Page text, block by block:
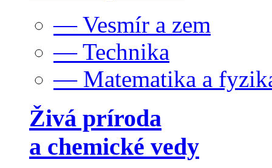
— Vesmír a zem
— Technika
— Matematika a
Živá príroda
a chemické vedy